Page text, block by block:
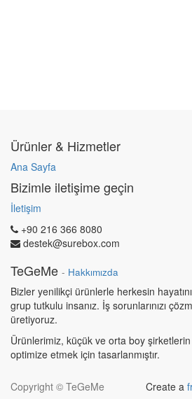
Ürünler & Hizmetler
Ana Sayfa
Bizimle iletişime geçin
İletişim
+90 216 366 8080
destek@surebox.com
TeGeMe - Hakkımızda
Bizler yenilikçi ürünlerle herkesin
grup tutkulu insanız. İş sorunlarınızı
üretiyoruz.
Ürünlerimiz, küçük ve orta boy şirketlerin
optimize etmek için tasarlanmıştır.
Create a
Copyright © TeGeMe